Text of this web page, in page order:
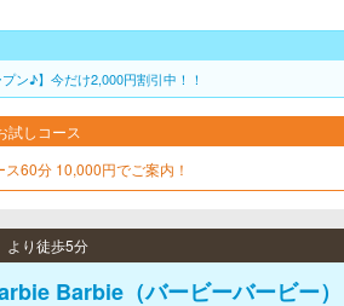
プン♪】今だけ2,000円割引中！！
試しコース
60分 10,000円でご案内！
より徒歩5分
Barbie（バービーバービー）